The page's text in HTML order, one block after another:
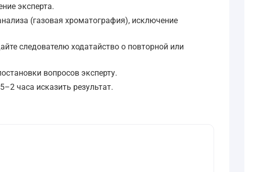
эксперта.
(газовая хроматография), исключение
следователю ходатайство о повторной или
вопросов эксперту.
часа исказить результат.